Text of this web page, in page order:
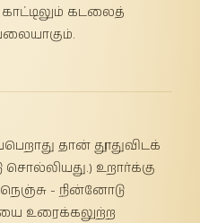
கடலைத்
தான் தூதுவிடக்
உறார்க்கு
- நின்னோடு
உரைக்கலுற்ற